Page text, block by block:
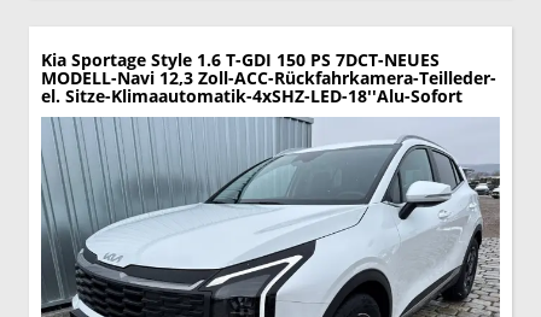
Kia Sportage Style 1.6 T-GDI 150 PS 7DCT-NEUES
MODELL-Navi 12,3 Zoll-ACC-Rückfahrkamera-Teilleder-
el. Sitze-Klimaautomatik-4xSHZ-LED-18''Alu-Sofort